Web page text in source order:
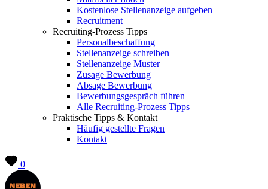
Kostenlose Stellenanzeige aufgeben
Recruitment
Recruiting-Prozess Tipps
Personalbeschaffung
Stellenanzeige schreiben
Stellenanzeige Muster
Zusage Bewerbung
Absage Bewerbung
Bewerbungsgespräch führen
Alle Recruiting-Prozess Tipps
Praktische Tipps & Kontakt
Häufig gestellte Fragen
Kontakt
0